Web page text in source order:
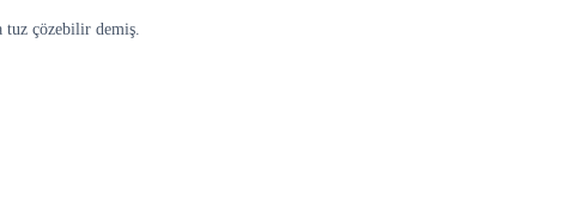
tuz çözebilir demiş.